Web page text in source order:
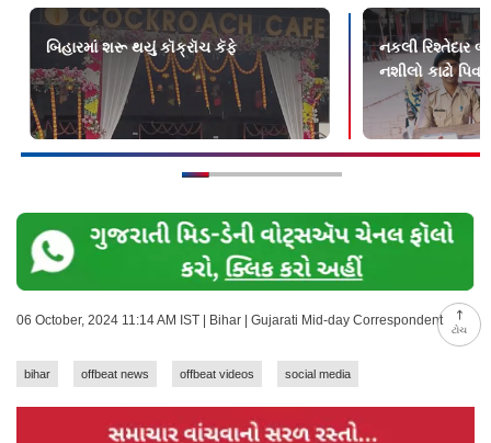
ટોચ
બિહારમાં શરૂ થયું કૉક્રૉચ કૅફે
નકલી રિશ્તેદાર
નશીલો કાઢો
06 October, 2024 11:14 AM IST | Bihar | Gujarati Mid-day Correspondent
bihar offbeat news offbeat videos social media